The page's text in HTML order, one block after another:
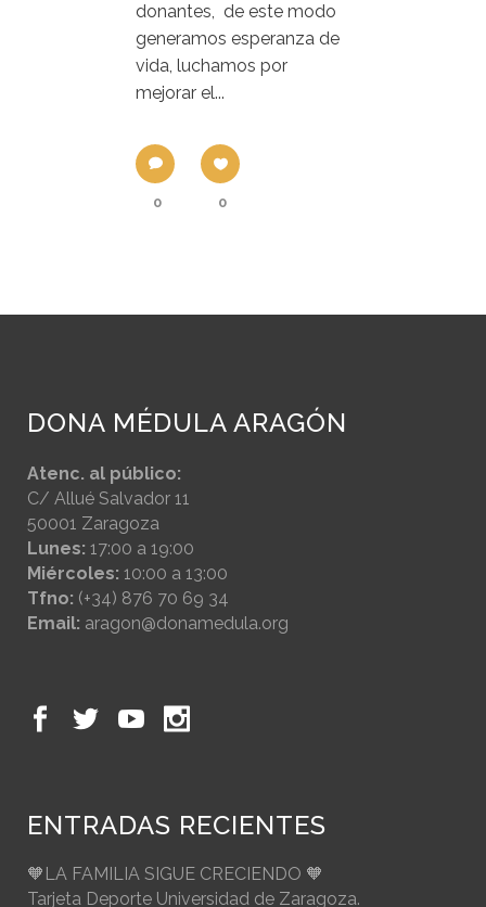
donantes, de este modo
generamos esperanza de
vida, luchamos por
mejorar el...
0 0
DONA MÉDULA ARAGÓN
Atenc. al público:
C/ Allué Salvador 11
50001 Zaragoza
Lunes: 17:00 a 19:00
Miércoles: 10:00 a 13:00
Tfno: (+34) 876 70 69 34
Email: aragon@donamedula.org
ENTRADAS RECIENTES
🧡LA FAMILIA SIGUE CRECIENDO 🧡
Tarjeta Deporte Universidad de Zaragoza.